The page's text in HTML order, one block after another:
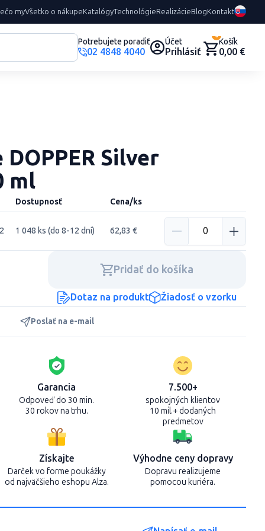
myVšetko o nákupeKatalógyTechnológieRealizácieBlogKontakt
Potrebujete poradiť
02 4848 4040
Účet
Prihlásiť
0
Košík
0,00 €
Silver
ml
Dostupnosť Cena/ks
1 048 ks (do 8-12 dní) 62,83 €
Pridať do košíka
Dotaz na produkt Žiadosť o vzorku
Poslať na e-mail
Garancia
Odpoveď do 30 min.
30 rokov na trhu.
7.500+
spokojných klientov
10 mil.+ dodaných
predmetov
Získajte
Darček vo forme poukážky
od najväčšieho eshopu Alza.
Výhodne ceny dopravy
Dopravu realizujeme
pomocou kuriéra.